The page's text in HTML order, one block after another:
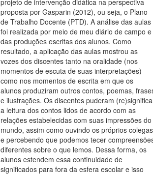
proposta por Gasparin (2012), ou seja, o Plano
de Trabalho Docente (PTD). A análise das aulas
foi realizada por meio de meu diário de campo e
das produções escritas dos alunos. Como
resultado, a aplicação das aulas mostrou as
vozes dos discentes tanto na oralidade (nos
momentos de escuta de suas interpretações)
como nos momentos de escrita em que os
alunos produziram outros contos, poemas,
e ilustrações. Os discentes puderam
a leitura dos contos lidos de acordo com as
relações estabelecidas com suas impressões do
mundo, assim como ouvindo os próprios colegas
e percebendo que podemos tecer
diferentes sobre o que lemos. Dessa forma, os
alunos estendem essa continuidade de
significados para fora da esfera escolar e isso